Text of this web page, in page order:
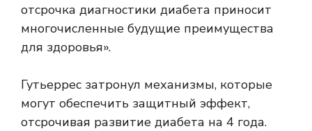
отсрочка диагностики диабета приносит
многочисленные будущие преимущества
для здоровья».
Гутьеррес затронул механизмы, которые
могут обеспечить защитный эффект,
отсрочивая развитие диабета на 4 года.